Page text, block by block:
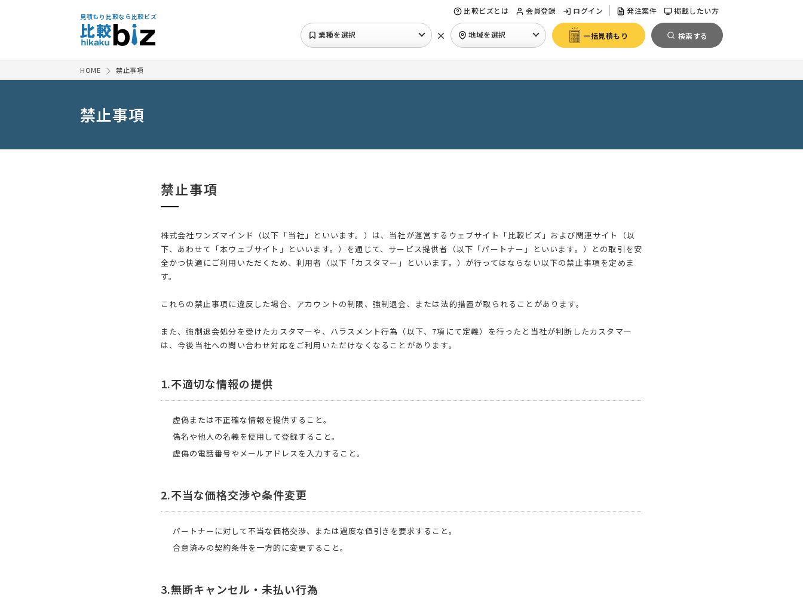
見積もり比較なら比較ビズ
比較ビズとは 会員登録 ログイン 発注案件 掲載したい方
業種を選択 × 地域を選択 一括見積もり 検索する
HOME 禁止事項
禁止事項
禁止事項
株式会社ワンズマインド（以下「当社」といいます。）は、当社が運営するウェブサイト「比較ビズ」および関連サイト（以
下、あわせて「本ウェブサイト」といいます。）を通じて、サービス提供者（以下「パートナー」といいます。）との取引を安
全かつ快適にご利用いただくため、利用者（以下「カスタマー」といいます。）が行ってはならない以下の禁止事項を定めま
す。
これらの禁止事項に違反した場合、アカウントの制限、強制退会、または法的措置が取られることがあります。
また、強制退会処分を受けたカスタマーや、ハラスメント行為（以下、7項にて定義）を行ったと当社が判断したカスタマー
は、今後当社への問い合わせ対応をご利用いただけなくなることがあります。
1.不適切な情報の提供
虚偽または不正確な情報を提供すること。
偽名や他人の名義を使用して登録すること。
虚偽の電話番号やメールアドレスを入力すること。
2.不当な価格交渉や条件変更
パートナーに対して不当な価格交渉、または過度な値引きを要求すること。
合意済みの契約条件を一方的に変更すること。
3.無断キャンセル・未払い行為